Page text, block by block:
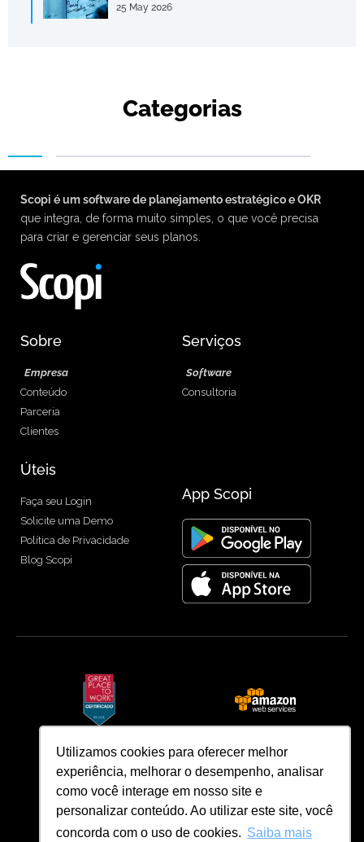
Utilizamos cookies para oferecer melhor
experiência, melhorar o desempenho, analisar
como você interage em nosso site e
personalizar conteúdo. Ao utilizar este site, você
concorda com o uso de cookies. Saiba mais
25 May 2026
Categorias
Scopi é um software de planejamento estratégico e OKR
que integra, de forma muito simples, o que você precisa
para criar e gerenciar seus planos.
Sobre
Empresa
Conteúdo
Parceria
Clientes
Serviços
Software
Consultoria
Úteis
Faça seu Login
Solicite uma Demo
Política de Privacidade
Blog Scopi
App Scopi